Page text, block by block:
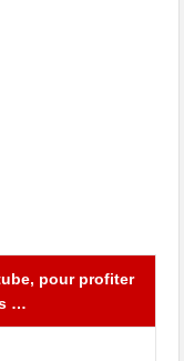
pour profiter
…